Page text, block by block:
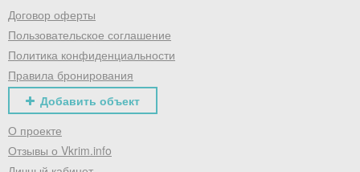
Договор оферты
Пользовательское соглашение
Политика конфиденциальности
Правила бронирования
Добавить объект
О проекте
Отзывы о Vkrim.info